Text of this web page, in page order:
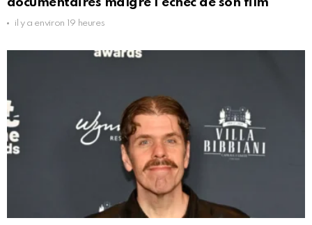
il y a environ 19 heures